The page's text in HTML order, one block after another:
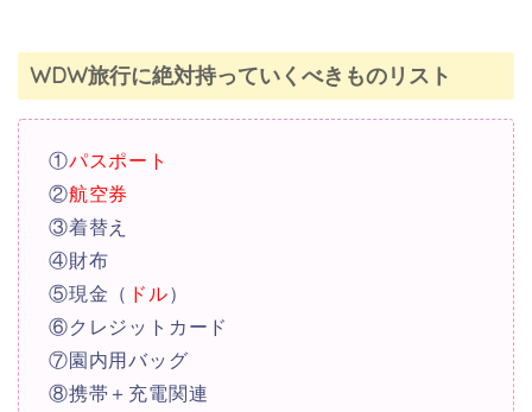
WDW旅行に絶対持っていくべきものリスト
①パスポート
②航空券
③着替え
④財布
⑤現金（ ドル）
⑥クレジットカード
⑦園内用バッグ
⑧携帯＋充電関連